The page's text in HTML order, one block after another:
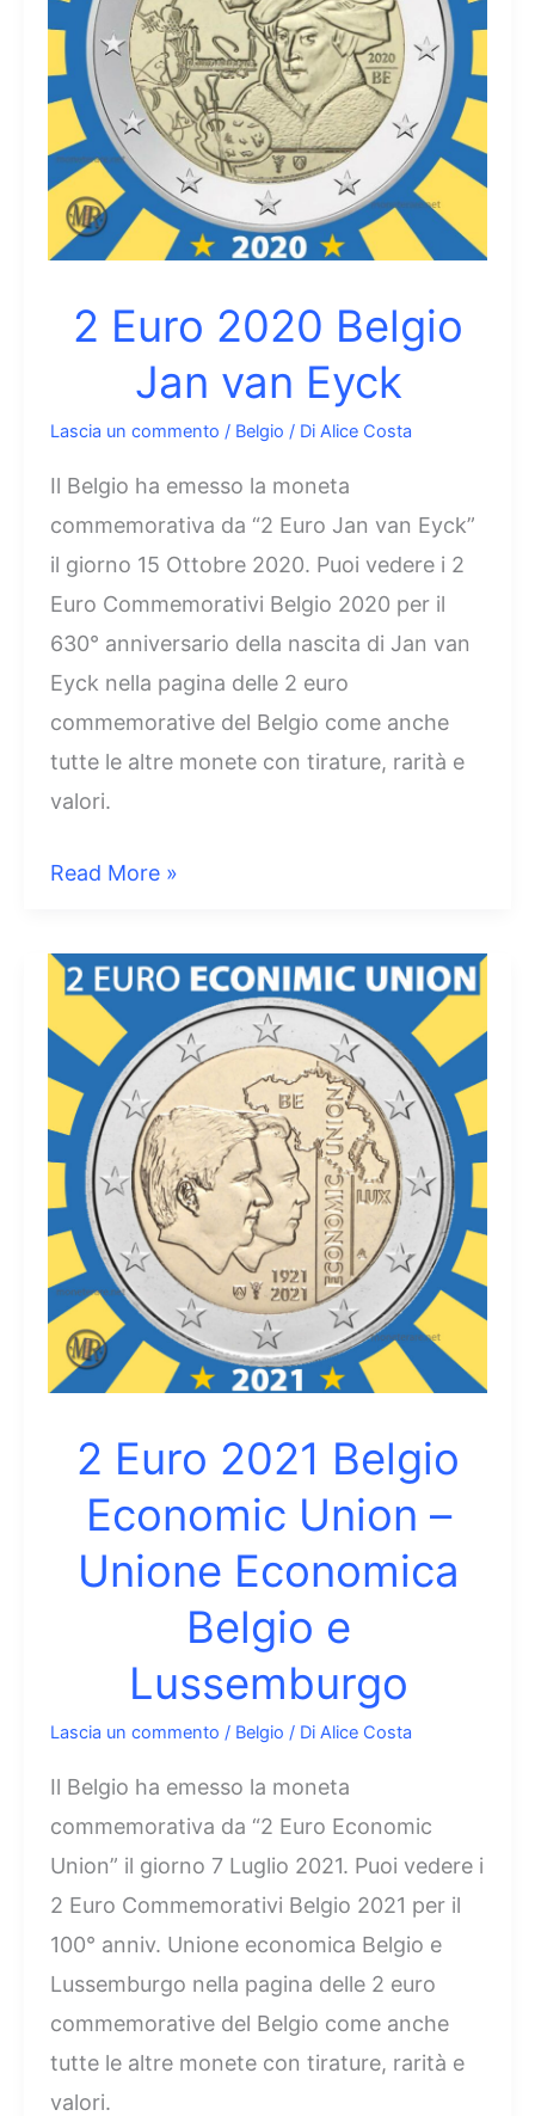
delle
Piante
2 Euro 2020 Belgio
Jan van Eyck
Lascia un commento / Belgio / Di Alice Costa
Il Belgio ha emesso la moneta
commemorativa da “2 Euro Jan van Eyck”
il giorno 15 Ottobre 2020. Puoi vedere i 2
Euro Commemorativi Belgio 2020 per il
630° anniversario della nascita di Jan van
Eyck nella pagina delle 2 euro
commemorative del Belgio come anche
tutte le altre monete con tirature, rarità e
valori.
2
2020
Belgio
Jan
Eyck
Read More »
2 Euro 2021 Belgio
Economic Union –
Unione Economica
Belgio e
Lussemburgo
Lascia un commento / Belgio / Di Alice Costa
Il Belgio ha emesso la moneta
commemorativa da “2 Euro Economic
Union” il giorno 7 Luglio 2021. Puoi vedere i
2 Euro Commemorativi Belgio 2021 per il
100° anniv. Unione economica Belgio e
Lussemburgo nella pagina delle 2 euro
commemorative del Belgio come anche
tutte le altre monete con tirature, rarità e
valori.